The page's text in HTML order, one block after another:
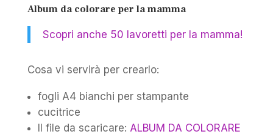
Album da colorare per la mamma
Scopri anche 50 lavoretti per la mamma!
Cosa vi servirà per crearlo:
fogli A4 bianchi per stampante
cucitrice
Il file da scaricare: ALBUM DA COLORARE